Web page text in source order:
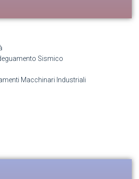
Sismico
Macchinari Industriali